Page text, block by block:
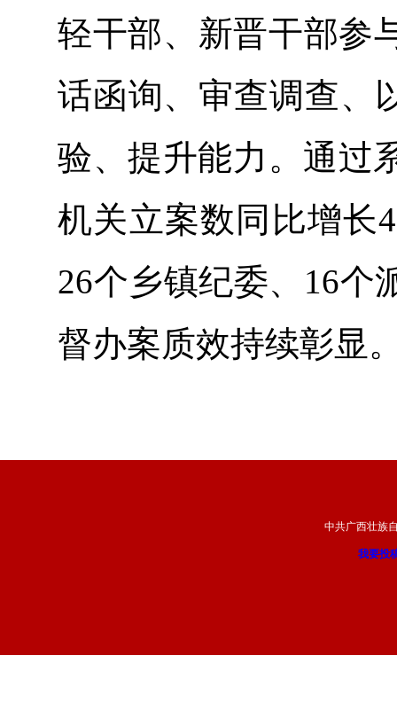
轻干部、新晋干部参
话函询、审查调查、
验、提升能力。通过
机关立案数同比增长
26个乡镇纪委、16个
督办案质效持续彰显
中共广西壮族
我要投